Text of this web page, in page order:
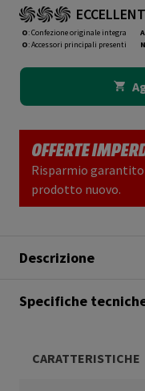
O: Confezione originale integra
O: Accessori principali presenti
A
N
OFFERTE
Risparmio
prodotto nuovo.
Descrizione
Specifiche
CARATTERISTICHE